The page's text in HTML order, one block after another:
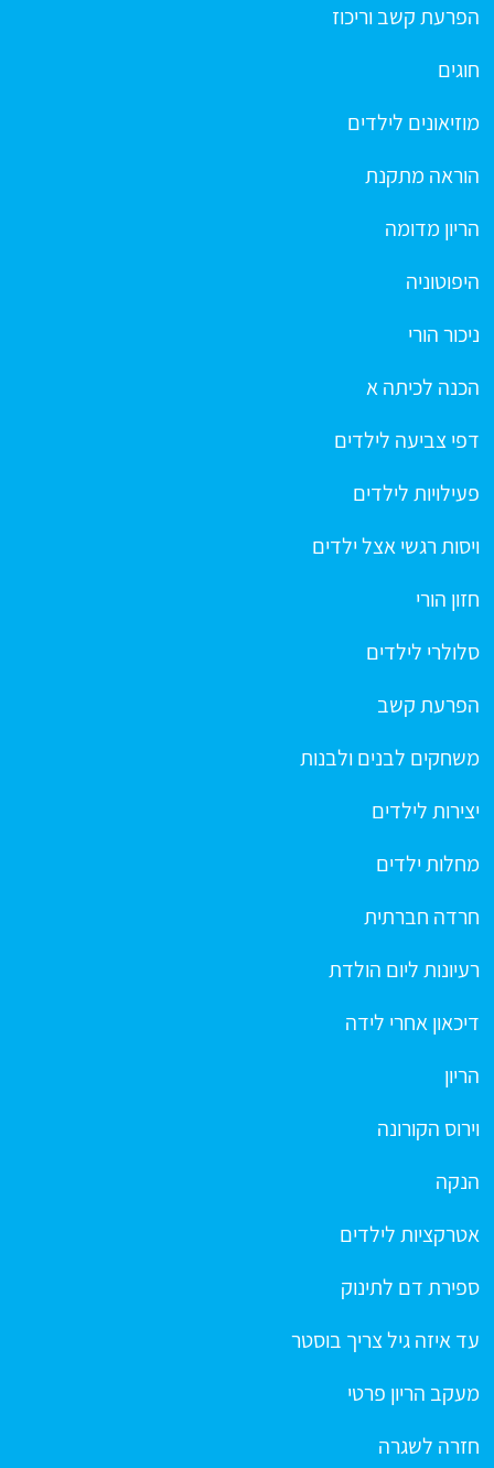
הפרעת קשב וריכוז
חוגים
מוזיאונים לילדים
הוראה מתקנת
הריון מדומה
היפוטוניה
ניכור הורי
הכנה לכיתה א
דפי צביעה לילדים
פעילויות לילדים
ויסות רגשי אצל ילדים
חזון הורי
סלולרי לילדים
הפרעת קשב
משחקים לבנים ולבנות
יצירות לילדים
מחלות ילדים
חרדה חברתית
רעיונות ליום הולדת
דיכאון אחרי לידה
הריון
וירוס הקורונה
הנקה
אטרקציות לילדים
ספירת דם לתינוק
עד איזה גיל צריך בוסטר
מעקב הריון פרטי
חזרה לשגרה